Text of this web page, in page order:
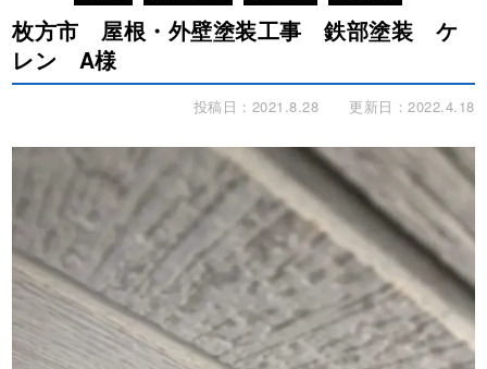
枚方市 屋根・外壁塗装工事 鉄部塗装 ケ
レン A様
投稿日：2021.8.28 更新日：2022.4.18